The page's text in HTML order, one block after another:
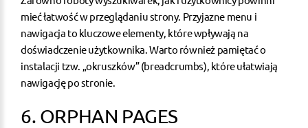
mieć łatwość w przeglądaniu strony. Przyjazne menu i
nawigacja to kluczowe elementy, które wpływają na
doświadczenie użytkownika. Warto również pamiętać o
instalacji tzw. „okruszków” (breadcrumbs), które ułatwiają
nawigację po stronie.
6. ORPHAN PAGES